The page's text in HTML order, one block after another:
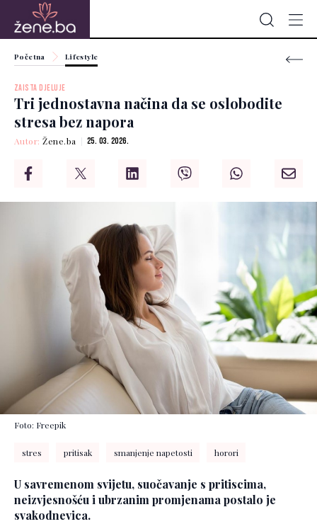
Početna Lifestyle
ZAISTA DJELUJE
Tri jednostavna načina da se oslobodite
stresa bez napora
Autor:Žene.ba 25. 03. 2026.
Foto: Freepik
stres pritisak smanjenje napetosti horori
U savremenom svijetu, suočavanje s pritiscima,
neizvjesnošću i ubrzanim promjenama postalo je
svakodnevica.